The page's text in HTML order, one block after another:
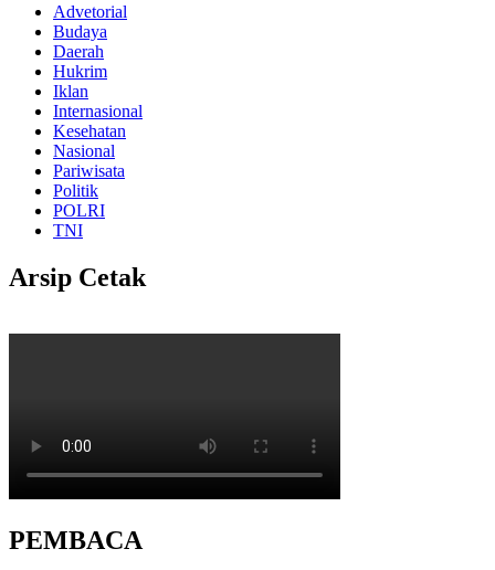
Advetorial
Budaya
Daerah
Hukrim
Iklan
Internasional
Kesehatan
Nasional
Pariwisata
Politik
POLRI
TNI
Arsip Cetak
PEMBACA